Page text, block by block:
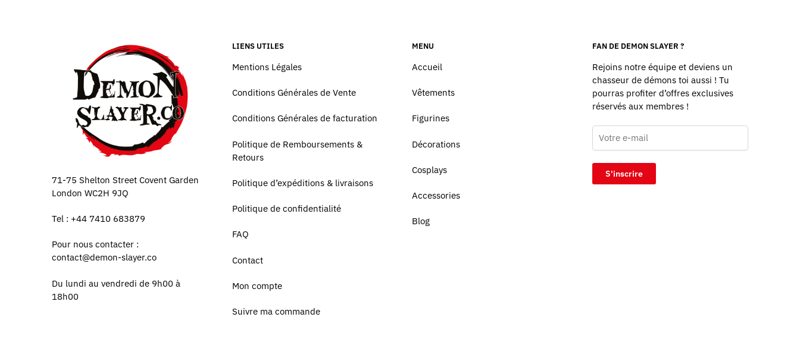
71-75 Shelton Street Covent Garden
London WC2H 9JQ
Tel : +44 7410 683879
Pour nous contacter :
contact@demon-slayer.co
Du lundi au vendredi de 9h00 à
18h00
LIENS UTILES
Mentions Légales
Conditions Générales de Vente
Conditions Générales de facturation
Politique de Remboursements &
Retours
Politique d’expéditions & livraisons
Politique de confidentialité
FAQ
Contact
Mon compte
Suivre ma commande
MENU
Accueil
Vêtements
Figurines
Décorations
Cosplays
Accessories
Blog
FAN DE DEMON SLAYER ?
Rejoins notre équipe et deviens un
chasseur de démons toi aussi ! Tu
pourras profiter d’offres exclusives
réservés aux membres !